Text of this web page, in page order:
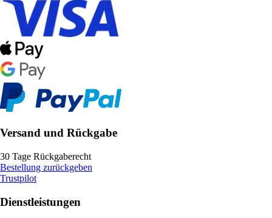
Versand und Rückgabe
30 Tage Rückgaberecht
Bestellung zurückgeben
Trustpilot
Dienstleistungen